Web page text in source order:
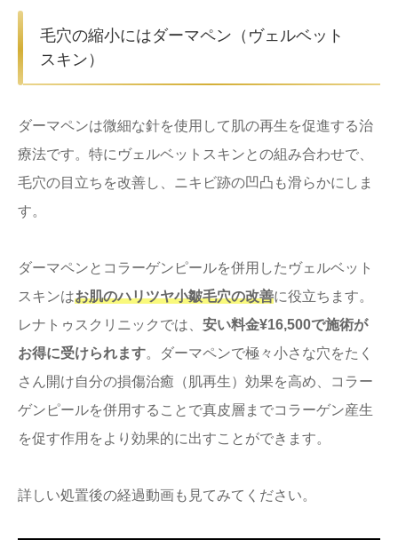
毛穴の縮小にはダーマペン（ヴェルベット
スキン）
ダーマペンは微細な針を使用して肌の再生を促進する治
療法です。特にヴェルベットスキンとの組み合わせで、
毛穴の目立ちを改善し、ニキビ跡の凹凸も滑らかにしま
す。
ダーマペンとコラーゲンピールを併用したヴェルベット
スキンはお肌のハリツヤ小皺毛穴の改善に役立ちます。
レナトゥスクリニックでは、 安い料金¥16,500で施術が
お得に受けられます。ダーマペンで極々小さな穴をたく
さん開け自分の損傷治癒（肌再生）効果を高め、コラー
ゲンピールを併用することで真皮層までコラーゲン産生
を促す作用をより効果的に出すことができます。
詳しい処置後の経過動画も見てみてください。